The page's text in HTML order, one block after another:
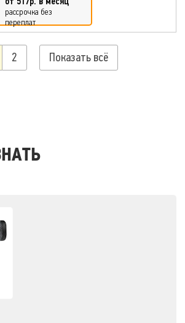
рассрочка без
переплат
2 Показать всё